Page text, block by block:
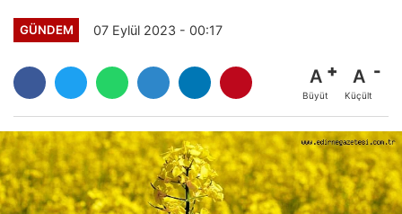
GÜNDEM 07 Eylül 2023 - 00:17
A
Büyüt
A
Küçült